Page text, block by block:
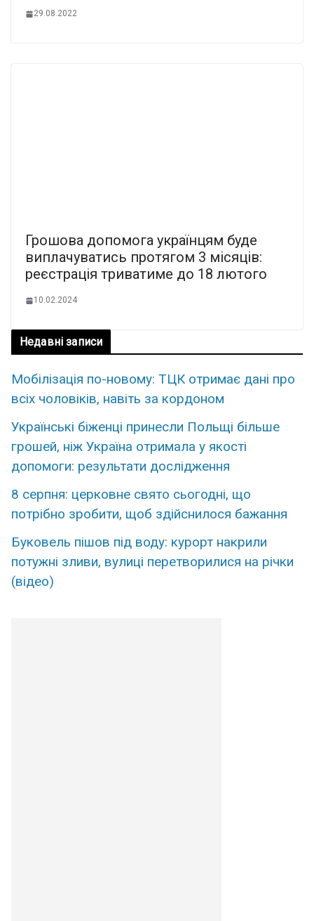
29.08.2022
Грошова допомога українцям буде
виплачуватись протягом 3 місяців:
реєстрація триватиме до 18 лютого
10.02.2024
Недавні записи
Мобілізація по-новому: ТЦК отримає дані про
всіх чоловіків, навіть за кордоном
Українські біженці принесли Польщі більше
грошей, ніж Україна отримала у якості
допомоги: результати дослідження
8 серпня: церковне свято сьогодні, що
потрібно зробити, щоб здійснилося бажання
Буковель пішов під воду: курорт накрили
потужні зливи, вулиці перетворилися на річки
(відео)